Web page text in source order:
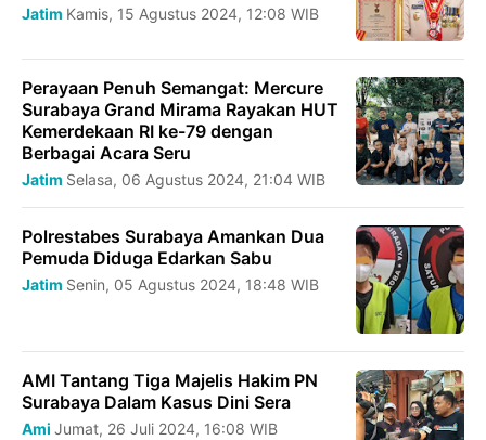
Jatim Kamis, 15 Agustus 2024, 12:08 WIB
Perayaan Penuh Semangat: Mercure
Surabaya Grand Mirama Rayakan HUT
Kemerdekaan RI ke-79 dengan
Berbagai Acara Seru
Jatim Selasa, 06 Agustus 2024, 21:04 WIB
Polrestabes Surabaya Amankan Dua
Pemuda Diduga Edarkan Sabu
Jatim Senin, 05 Agustus 2024, 18:48 WIB
AMI Tantang Tiga Majelis Hakim PN
Surabaya Dalam Kasus Dini Sera
Ami Jumat, 26 Juli 2024, 16:08 WIB